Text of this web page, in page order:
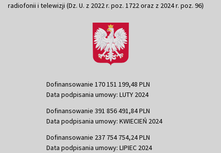
radiofonii i telewizji (Dz. U. z 2022 r. poz. 1722 oraz z 2024 r. poz. 96)
Dofinansowanie 170 151 199,48 PLN
Data podpisania umowy: LUTY 2024
Dofinansowanie 391 856 491,84 PLN
Data podpisania umowy: KWIECIEŃ 2024
Dofinansowanie 237 754 754,24 PLN
Data podpisania umowy: LIPIEC 2024